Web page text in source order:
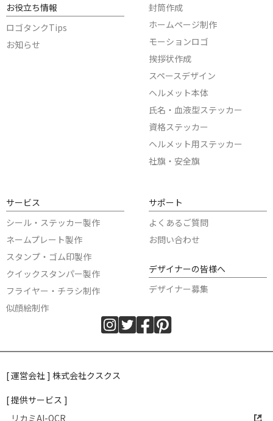
お役立ち情報
ロゴタンクTips
お知らせ
封筒作成
ホームページ制作
モーションロゴ
挨拶状作成
スペースデザイン
ヘルメット本体
氏名・血液型ステッカー
資格ステッカー
ヘルメット用ステッカー
社旗・安全旗
サービス
シール・ステッカー製作
ネームプレート製作
スタンプ・ゴム印製作
クイックスタンパー製作
フライヤー・チラシ制作
似顔絵制作
サポート
よくあるご質問
お問い合わせ
デザイナーの皆様へ
デザイナー募集
[ 運営会社 ] 株式会社クスクス
[ 提供サービス ]
リカミAI-OCR